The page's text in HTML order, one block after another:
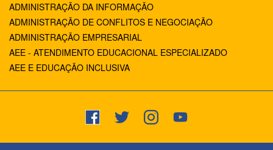
ADMINISTRAÇÃO DA INFORMAÇÃO
ADMINISTRAÇÃO DE CONFLITOS E NEGOCIAÇÃO
ADMINISTRAÇÃO EMPRESARIAL
AEE - ATENDIMENTO EDUCACIONAL ESPECIALIZADO
AEE E EDUCAÇÃO INCLUSIVA